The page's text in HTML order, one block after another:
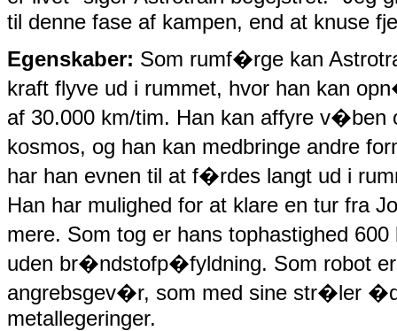
til denne fase af kampen, end at knuse
Egenskaber: Som rumf�rge kan
kraft flyve ud i rummet, hvor han kan
af 30.000 km/tim. Han kan affyre v�ben
kosmos, og han kan medbringe andre
har han evnen til at f�rdes langt ud i
Han har mulighed for at klare en tur fra
mere. Som tog er hans tophastighed
uden br�ndstofp�fyldning. Som robot
angrebsgev�r, som med sine str�ler
metallegeringer.